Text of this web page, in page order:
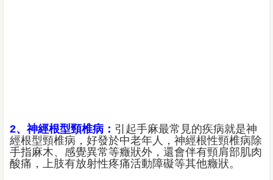
2、神經根型頸椎病： 引起手麻最常見的疾病就是神
經根型頸椎病，好發於中老年人，神經根性頸椎病除
手指麻木、感覺異常等癥狀外，還會伴有頸肩部肌肉
酸痛，上肢有放射性疼痛活動障礙等其他癥狀。